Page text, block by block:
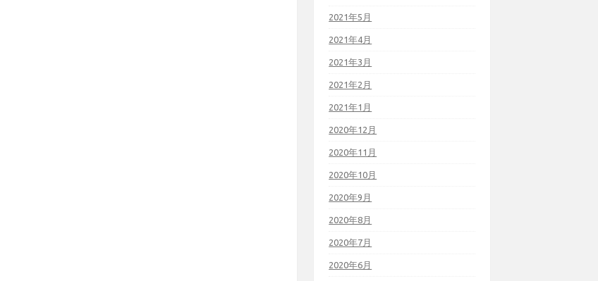
2021年5月
2021年4月
2021年3月
2021年2月
2021年1月
2020年12月
2020年11月
2020年10月
2020年9月
2020年8月
2020年7月
2020年6月